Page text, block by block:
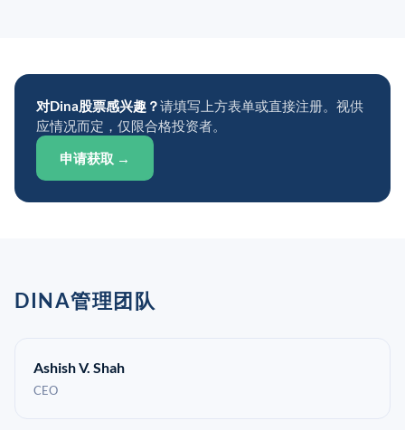
对Dina股票感兴趣？请填写上方表单或直接注册。视供
应情况而定，仅限合格投资者。
申请获取 →
DINA管理团队
Ashish V. Shah
CEO